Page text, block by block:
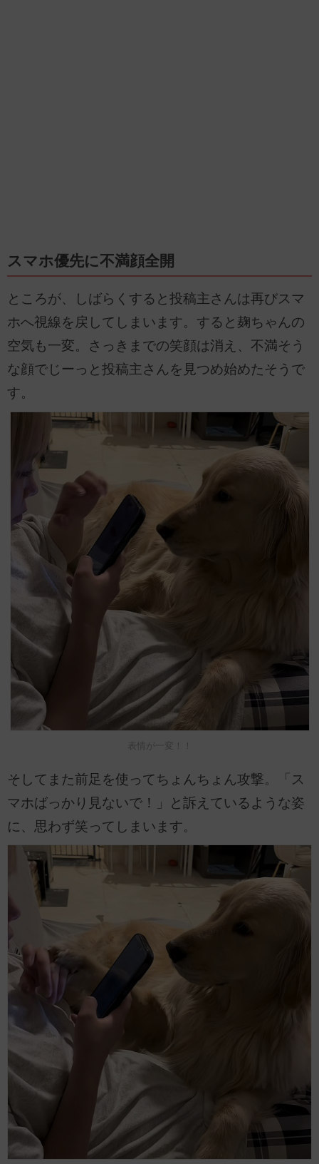
スマホ優先に不満顔全開
ところが、しばらくすると投稿主さんは再びスマ
ホへ視線を戻してしまいます。すると麹ちゃんの
空気も一変。さっきまでの笑顔は消え、不満そう
な顔でじーっと投稿主さんを見つめ始めたそうで
す。
表情が一変！！
そしてまた前足を使ってちょんちょん攻撃。「ス
マホばっかり見ないで！」と訴えているような姿
に、思わず笑ってしまいます。